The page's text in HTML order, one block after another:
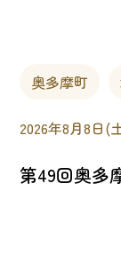
奥多摩町
2026年8月8日(
第49回奥多